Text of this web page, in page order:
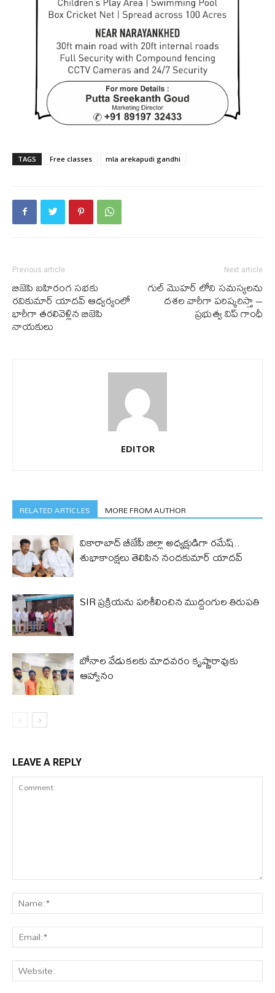
TAGS Free classes mla arekapudi gandhi
Previous article
బిజెపి బహిరంగ సభకు
రవికుమార్ యాదవ్ ఆధ్వర్యంలో
భారీగా తరలివెళ్లిన బిజెపి
నాయకులు
Next article
గుల్ మొహర్ లోని సమస్యలను
దశల వారీగా పరిష్కరిస్తా –
ప్రభుత్వ విప్ గాంధీ
EDITOR
RELATED ARTICLES MORE FROM AUTHOR
వికారాబాద్ బీజేపీ జిల్లా అధ్యక్షుడిగా రమేష్‌..
శుభాకాంక్షలు తెలిపిన నందకుమార్ యాదవ్
SIR ప్రక్రియను పరిశీలించిన ముద్దంగుల తిరుపతి
బోనాల వేడుకలకు మాధవరం కృష్ణారావుకు
ఆహ్వానం
LEAVE A REPLY